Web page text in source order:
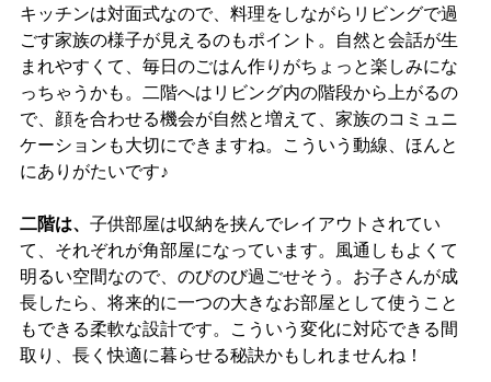
キッチンは対面式なので、料理をしながらリビングで過
ごす家族の様子が見えるのもポイント。自然と会話が生
まれやすくて、毎日のごはん作りがちょっと楽しみにな
っちゃうかも。二階へはリビング内の階段から上がるの
で、顔を合わせる機会が自然と増えて、家族のコミュニ
ケーションも大切にできますね。こういう動線、ほんと
にありがたいです♪
二階は、 子供部屋は収納を挟んでレイアウトされてい
て、それぞれが角部屋になっています。風通しもよくて
明るい空間なので、のびのび過ごせそう。お子さんが成
長したら、将来的に一つの大きなお部屋として使うこと
もできる柔軟な設計です。こういう変化に対応できる間
取り、長く快適に暮らせる秘訣かもしれませんね！